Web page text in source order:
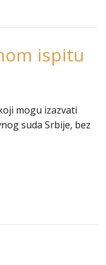
ispitu
mogu izazvati
suda Srbije, bez